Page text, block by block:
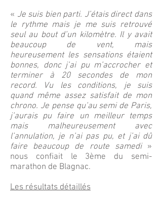
« Je suis bien parti. J’étais direct dans
le rythme mais je me suis retrouvé
seul au bout d’un kilomètre. Il y avait
beaucoup de vent, mais
heureusement les sensations étaient
bonnes, donc j’ai pu m’accrocher et
terminer à 20 secondes de mon
record. Vu les conditions, je suis
quand même assez satisfait de mon
chrono. Je pense qu’au semi de Paris,
j’aurais pu faire un meilleur temps
mais malheureusement avec
l’annulation, je n’ai pas pu, et j’ai dû
faire beaucoup de route samedi »
nous confiait le 3ème du semi-
marathon de Blagnac.
Les résultats détaillés